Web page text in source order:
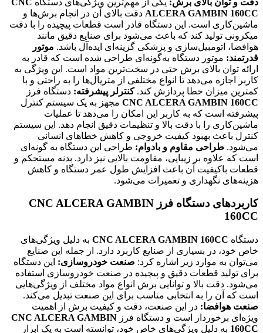
دقت و توان بالای برش: یکی از مهم‌ترین ویژگی‌های دستگاه CNC
ALCERA GAMBIN 160CC دقت بالای آن در انجام برش‌ها و
ماشین‌کاری است. این دستگاه قادر است قطعات پیچیده را با دقت
میکرونی تولید کند که باعث می‌شود برای صنایع دقیق مانند
هوافضا، اتومبیل‌سازی و پزشکی گزینه‌ای ایده‌آل باشد. موتور
قدرتمند: موتور دستگاه به‌گونه‌ای طراحی شده است که قادر به
ارائه توان بالای برش حتی در سخت‌ترین مواد است. این ویژگی به
کاربر اجازه می‌دهد تا انواع مختلفی از متریال‌ها را به راحتی و با
کمترین میزان خطا پردازش کند.کنترلر پیشرفته: دستگاه فرز
CNC ALCERA GAMBIN 160CC مجهز به یک سیستم کنترل
پیشرفته است که به کاربر این امکان را می‌دهد تا عملیات
ماشین‌کاری را با دقت بالا و تنظیمات دقیق انجام دهد. این سیستم
کنترل باعث بهبود کیفیت خروجی و کاهش خطاهای انسانی
می‌شود. طراحی مقاوم و بادوام: طراحی این دستگاه به گونه‌ای
است که علاوه بر زیبایی، مقاومت بالایی نیز دارد. بدنه مستحکم و
قطعات باکیفیت آن باعث افزایش طول عمر دستگاه و کاهش
هزینه‌های نگهداری و تعمیرات می‌شود.
کاربردهای دستگاه فرز CNC ALCERA GAMBIN
160CC
دستگاه CNC ALCERA GAMBIN 160CC به دلیل ویژگی‌های
خاص خود، در بسیاری از صنایع کاربرد دارد. از جمله این صنایع
می‌توان به موارد زیر اشاره کرد: صنعت خودروسازی: این دستگاه
برای تولید قطعات دقیق و پیچیده در صنعت خودروسازی استفاده
می‌شود. دقت بالا و توانایی برش انواع مواد مختلف از ویژگی‌هایی
است که آن را به انتخابی مناسب برای این صنعت تبدیل می‌کند.
صنعت هوافضا: در این صنعت، دقت و کیفیت برش از اهمیت
ویژه‌ای برخوردار است و دستگاه فرز CNC ALCERA GAMBIN
160CC به دلیل ویژگی‌های خاص خود، توانسته است به یک ابزار